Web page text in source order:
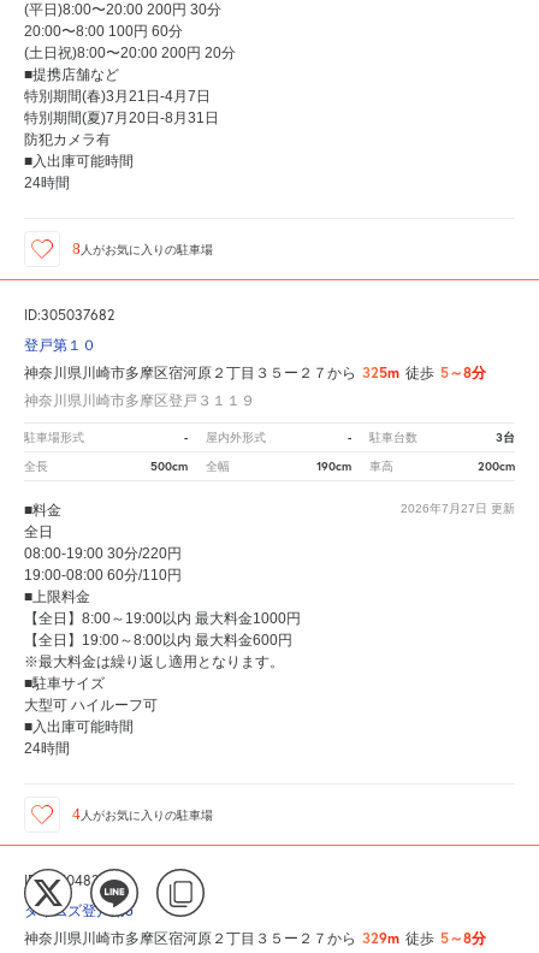
(平日)8:00〜20:00 200円 30分
20:00〜8:00 100円 60分
(土日祝)8:00〜20:00 200円 20分
■提携店舗など
特別期間(春)3月21日-4月7日
特別期間(夏)7月20日-8月31日
防犯カメラ有
■入出庫可能時間
24時間
8人がお気に入りの駐車場
ID:305037682
登戸第１０
神奈川県川崎市多摩区宿河原２丁目３５ー２７から 325m 徒歩 5～8分
神奈川県川崎市多摩区登戸３１１９
駐車場形式 - 屋内外形式 - 駐車台数 3台
全長 500cm 全幅 190cm 車高 200cm
2026年7月27日 更新
■料金
全日
08:00-19:00 30分/220円
19:00-08:00 60分/110円
■上限料金
【全日】8:00～19:00以内 最大料金1000円
【全日】19:00～8:00以内 最大料金600円
※最大料金は繰り返し適用となります。
■駐車サイズ
大型可 ハイルーフ可
■入出庫可能時間
24時間
4人がお気に入りの駐車場
ID:305048252
タイムズ登戸第5
神奈川県川崎市多摩区宿河原２丁目３５ー２７から 329m 徒歩 5～8分